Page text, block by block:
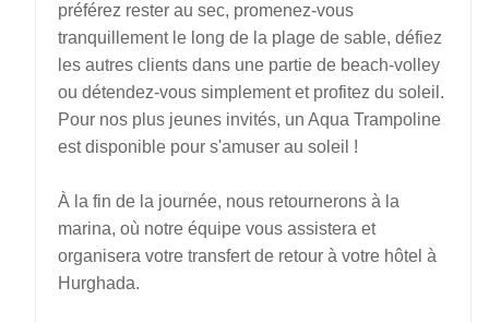
préférez rester au sec, promenez-vous
tranquillement le long de la plage de sable, défiez
les autres clients dans une partie de beach-volley
ou détendez-vous simplement et profitez du soleil.
Pour nos plus jeunes invités, un Aqua Trampoline
est disponible pour s'amuser au soleil !
À la fin de la journée, nous retournerons à la
marina, où notre équipe vous assistera et
organisera votre transfert de retour à votre hôtel à
Hurghada.